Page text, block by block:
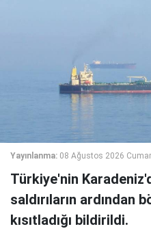
Yayınlanma: 08 Ağustos 2026
Türkiye'nin
saldırıların
kısıtladığı bildirildi.